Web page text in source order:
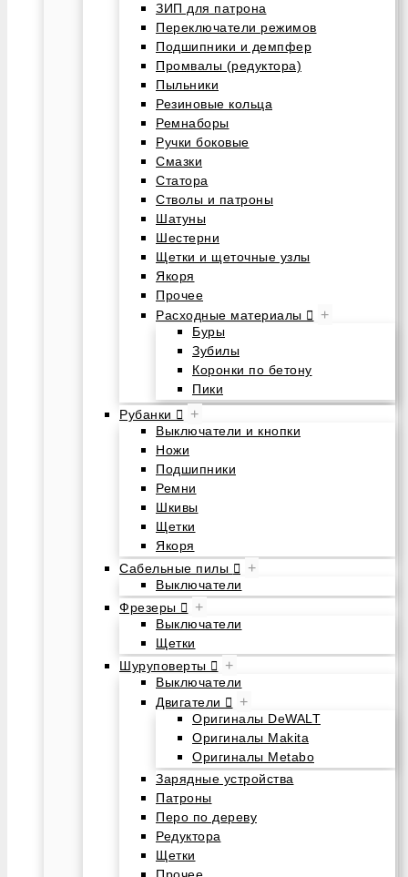
ЗИП для патрона
Переключатели режимов
Подшипники и демпфер
Промвалы (редуктора)
Пыльники
Резиновые кольца
Ремнаборы
Ручки боковые
Смазки
Статора
Стволы и патроны
Шатуны
Шестерни
Щетки и щеточные узлы
Якоря
Прочее
Расходные материалы
+
Буры
Зубилы
Коронки по бетону
Пики
Рубанки
+
Выключатели и кнопки
Ножи
Подшипники
Ремни
Шкивы
Щетки
Якоря
Сабельные пилы
+
Выключатели
Фрезеры
+
Выключатели
Щетки
Шуруповерты
+
Выключатели
Двигатели
+
Оригиналы DeWALT
Оригиналы Makita
Оригиналы Metabo
Зарядные устройства
Патроны
Перо по дереву
Редуктора
Щетки